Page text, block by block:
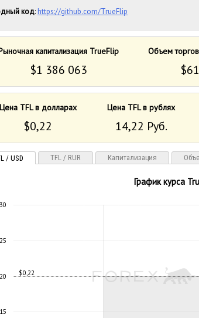
код: https://github.com/TrueFlip
капитализация TrueFlip Объем
$1 386 063
Цена TFL в долларах Цена TFL в рублях
$0,22 14,22 Руб.
/ USD TFL / RUR Капитализация
График курса
$0,22